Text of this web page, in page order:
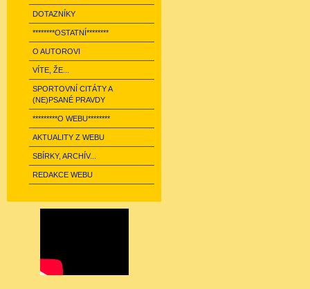
DOTAZNÍKY
********OSTATNÍ********
O AUTOROVI
VÍTE, ŽE...
SPORTOVNÍ CITÁTY A
(NE)PSANÉ PRAVDY
*********O WEBU********
AKTUALITY Z WEBU
SBÍRKY, ARCHÍV...
REDAKCE WEBU